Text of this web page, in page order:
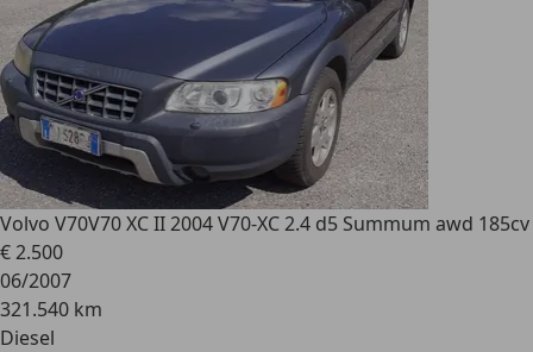
Volvo V70V70 XC II 2004 V70-XC 2.4 d5 Summum awd 185cv
€ 2.500
06/2007
321.540 km
Diesel